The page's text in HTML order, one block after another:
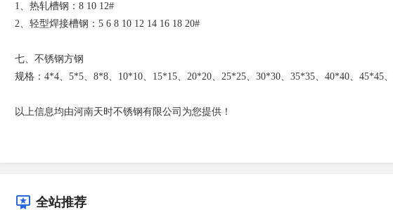
1、热轧槽钢：8 10 12#
2、轻型焊接槽钢：5 6 8 10 12 14 16 18 20#
七、不锈钢方钢
规格：4*4、5*5、8*8、10*10、15*15、20*20、25*25、30*30、35*35、40*40、45*45
以上信息均由河南天时不锈钢有限公司为您提供！
全站推荐